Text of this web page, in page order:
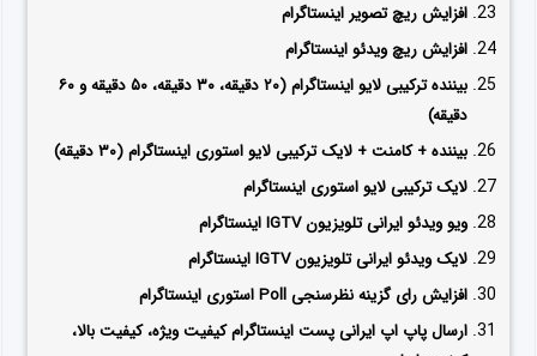
افزایش ریچ تصویر اینستاگرام
افزایش ریچ ویدئو اینستاگرام
بیننده ترکیبی لایو اینستاگرام (۲۰ دقیقه، ۳۰ دقیقه، ۵۰ دقیقه و ۶۰
دقیقه)
بیننده + کامنت + لایک ترکیبی لایو استوری اینستاگرام (۳۰ دقیقه)
لایک ترکیبی لایو استوری اینستاگرام
ویو ویدئو ایرانی تلویزیون IGTV اینستاگرام
لایک ویدئو ایرانی تلویزیون IGTV اینستاگرام
افزایش رای گزینه نظرسنجی Poll استوری اینستاگرام
ارسال پاپ اپ ایرانی پست اینستاگرام کیفیت ویژه، کیفیت بالا،